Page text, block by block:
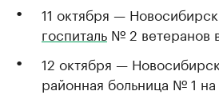
11 октября —
госпиталь № 2 ветеранов
12 октября —
районная больница № 1